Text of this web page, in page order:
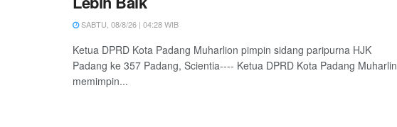
SABTU, 08/8/26 | 04:28 WIB
Ketua DPRD Kota Padang Muharlion pimpin sidang paripurna HJK
Padang ke 357 Padang, Scientia---- Ketua DPRD Kota Padang Muharlin
memimpin...